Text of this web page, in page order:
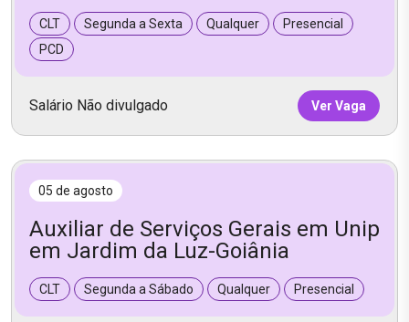
CLT Segunda a Sexta Qualquer
Presencial
PCD
Salário Não divulgado Ver Vaga
05 de agosto
Auxiliar de Serviços Gerais em Unip
em Jardim da Luz-Goiânia
CLT Segunda a Sábado Qualquer Presencial